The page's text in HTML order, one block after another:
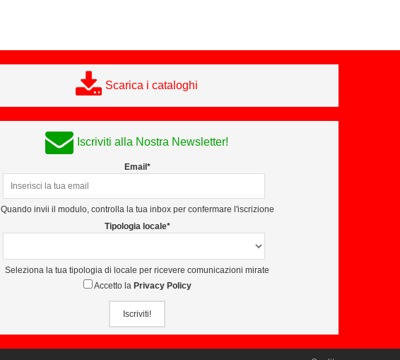
Scarica i cataloghi
Iscriviti alla Nostra Newsletter!
Email*
Quando invii il modulo, controlla la tua inbox per confermare l'iscrizione
Tipologia locale*
Seleziona la tua tipologia di locale per ricevere comunicazioni mirate
Accetto la Privacy Policy
Iscriviti!